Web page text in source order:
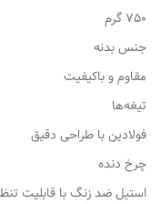
750 گرم
جنس بدنه
مقاوم و باکیفیت
تیغه‌ها
فولادین با طراحی دقیق
چرخ دنده
استیل ضد زنگ با قابلیت